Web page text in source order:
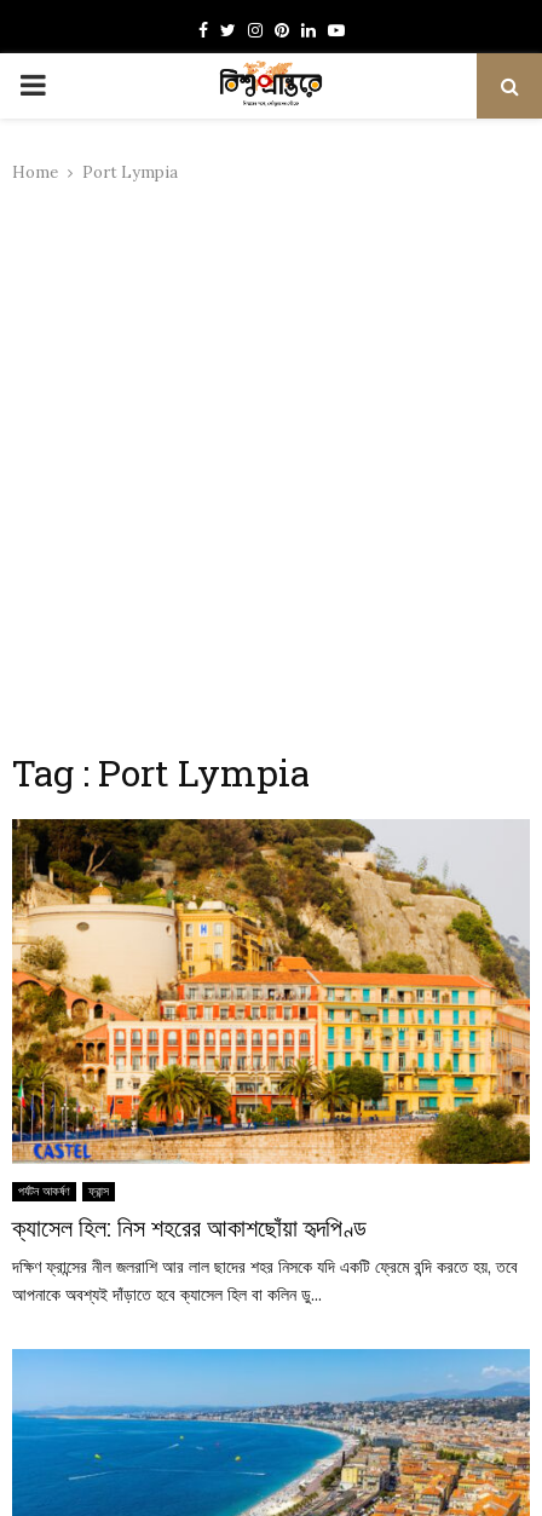
Facebook
TwitterInstagram
Pinterest
LinkedinYoutube
PRIMARY
Home Port Lympia
Tag : Port Lympia
পর্যটন আকর্ষণ ফ্রান্স
ক্যাসেল হিল: নিস শহরের আকাশছোঁয়া হৃদপিণ্ড
দক্ষিণ ফ্রান্সের নীল জলরাশি আর লাল ছাদের শহর নিসকে যদি একটি ফ্রেমে বন্দি করতে হয়, তবে
আপনাকে অবশ্যই দাঁড়াতে হবে ক্যাসেল হিল বা কলিন ডু...